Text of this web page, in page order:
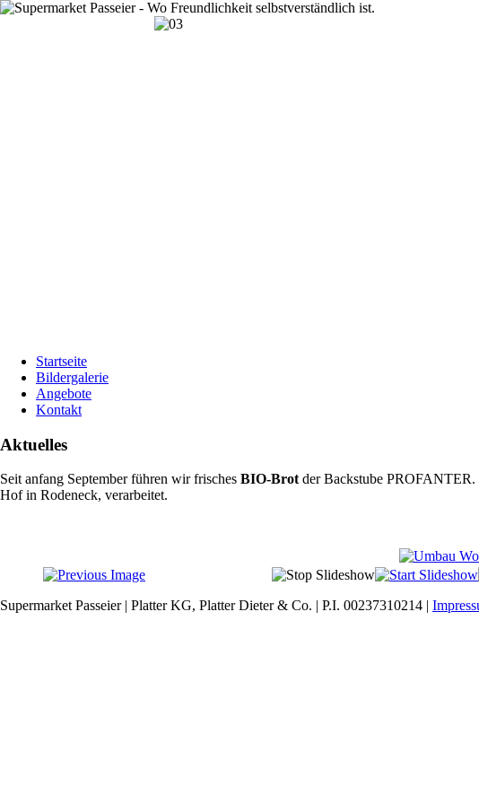
Startseite
Bildergalerie
Angebote
Kontakt
Aktuelles
Seit anfang September führen wir frisches BIO-Brotder Backstube PROFANTER.
Hof in Rodeneck, verarbeitet.
Supermarket Passeier | Platter KG, Platter Dieter & Co. | P.I. 00237310214 |